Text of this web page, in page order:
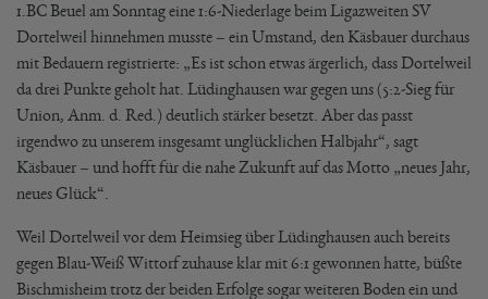
1.BC Beuel am Sonntag eine 1:6-Niederlage beim Ligazweiten SV
Dortelweil hinnehmen musste – ein Umstand, den Käsbauer durchaus
mit Bedauern registrierte: „Es ist schon etwas ärgerlich, dass Dortelweil
da drei Punkte geholt hat. Lüdinghausen war gegen uns (5:2-Sieg für
Union, Anm. d. Red.) deutlich stärker besetzt. Aber das passt
irgendwo zu unserem insgesamt unglücklichen Halbjahr“, sagt
Käsbauer – und hofft für die nahe Zukunft auf das Motto „neues Jahr,
neues Glück“.
Weil Dortelweil vor dem Heimsieg über Lüdinghausen auch bereits
gegen Blau-Weiß Wittorf zuhause klar mit 6:1 gewonnen hatte, büßte
Bischmisheim trotz der beiden Erfolge sogar weiteren Boden ein und